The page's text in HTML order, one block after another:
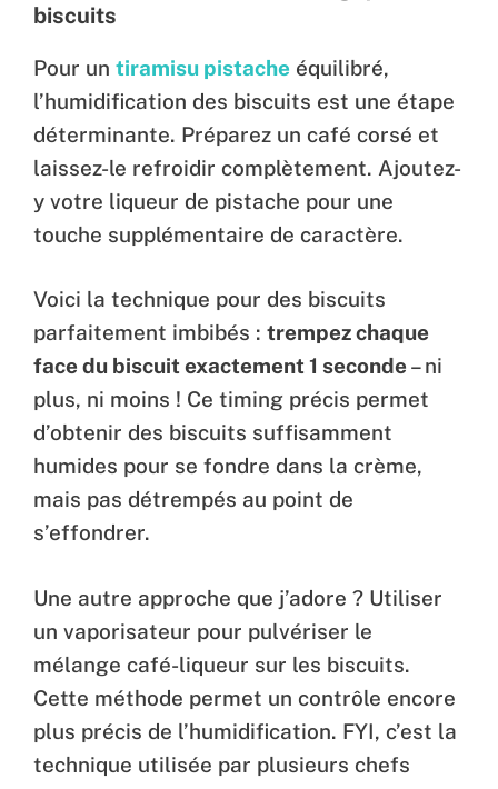
biscuits
Pour un tiramisu pistache équilibré,
l’humidification des biscuits est une étape
déterminante. Préparez un café corsé et
laissez-le refroidir complètement. Ajoutez-
y votre liqueur de pistache pour une
touche supplémentaire de caractère.
Voici la technique pour des biscuits
parfaitement imbibés : trempez chaque
face du biscuit exactement 1 seconde – ni
plus, ni moins ! Ce timing précis permet
d’obtenir des biscuits suffisamment
humides pour se fondre dans la crème,
mais pas détrempés au point de
s’effondrer.
Une autre approche que j’adore ? Utiliser
un vaporisateur pour pulvériser le
mélange café-liqueur sur les biscuits.
Cette méthode permet un contrôle encore
plus précis de l’humidification. FYI, c’est la
technique utilisée par plusieurs chefs